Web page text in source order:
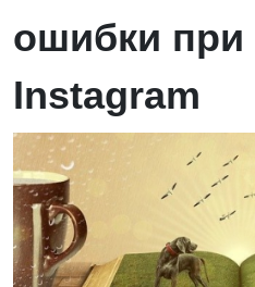
ошибки при
Instagram